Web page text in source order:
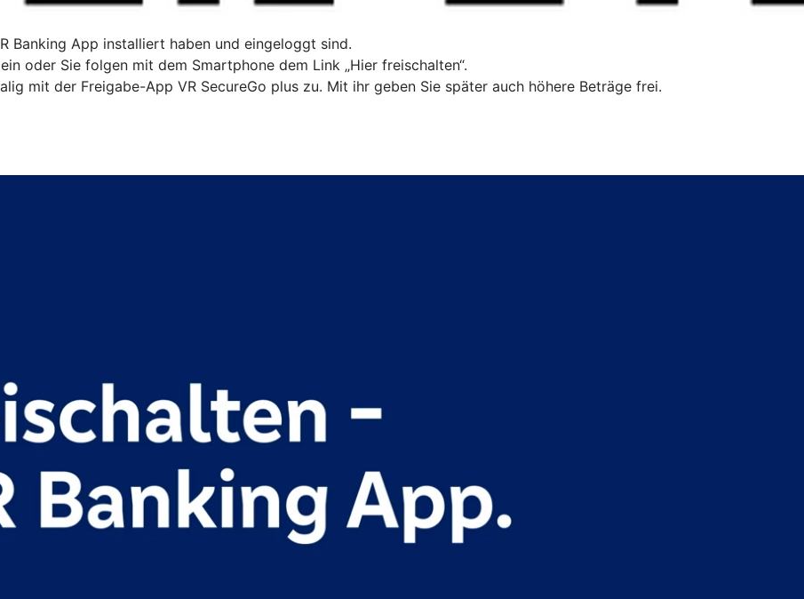
Banking App installiert haben und eingeloggt sind.
oder Sie folgen mit dem Smartphone dem Link „Hier freischalten“.
mit der Freigabe-App VR SecureGo plus zu. Mit ihr geben Sie später auch höhere Beträge frei.